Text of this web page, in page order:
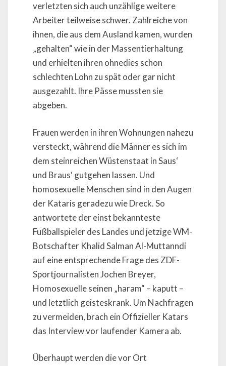
verletzten sich auch unzählige weitere
Arbeiter teilweise schwer. Zahlreiche von
ihnen, die aus dem Ausland kamen, wurden
„gehalten“ wie in der Massentierhaltung
und erhielten ihren ohnedies schon
schlechten Lohn zu spät oder gar nicht
ausgezahlt. Ihre Pässe mussten sie
abgeben.
Frauen werden in ihren Wohnungen nahezu
versteckt, während die Männer es sich im
dem steinreichen Wüstenstaat in Saus‘
und Braus‘ gutgehen lassen. Und
homosexuelle Menschen sind in den Augen
der Kataris geradezu wie Dreck. So
antwortete der einst bekannteste
Fußballspieler des Landes und jetzige WM-
Botschafter Khalid Salman Al-Muttanndi
auf eine entsprechende Frage des ZDF-
Sportjournalisten Jochen Breyer,
Homosexuelle seinen „haram“ – kaputt –
und letztlich geisteskrank. Um Nachfragen
zu vermeiden, brach ein Offizieller Katars
das Interview vor laufender Kamera ab.
Überhaupt werden die vor Ort